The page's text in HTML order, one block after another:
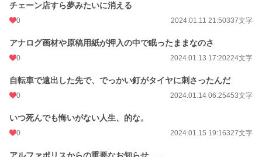
チェーン店すら夢みたいに消える
0 2024.01.11 21:50337文字
アナログ画材や原稿用紙が押入の中で眠ったままなのさ
0 2024.01.13 17:20224文字
自転車で遠出した先で、でっかい釘がタイヤに刺さったんだ
0 2024.01.14 06:25453文字
いつ死んでも悔いがない人生、的な。
0 2024.01.15 19:16327文字